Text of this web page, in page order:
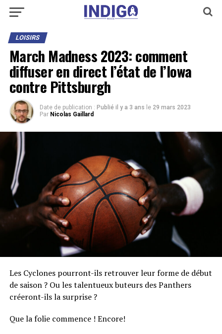
LOISIRS
March Madness 2023: comment
diffuser en direct l’état de l’Iowa
contre Pittsburgh
Date de publication : Publié il y a 3 ans le 29 mars 2023
Par Nicolas Gaillard
Les Cyclones pourront-ils retrouver leur forme de début
de saison ? Ou les talentueux buteurs des Panthers
créeront-ils la surprise ?
Que la folie commence ! Encore!